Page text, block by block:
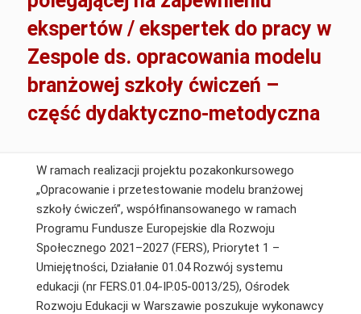
ekspertów / ekspertek do pracy w
Zespole ds. opracowania modelu
branżowej szkoły ćwiczeń –
część dydaktyczno-metodyczna
W ramach realizacji projektu pozakonkursowego
„Opracowanie i przetestowanie modelu branżowej
szkoły ćwiczeń”, współfinansowanego w ramach
Programu Fundusze Europejskie dla Rozwoju
Społecznego 2021–2027 (FERS), Priorytet 1 –
Umiejętności, Działanie 01.04 Rozwój systemu
edukacji (nr FERS.01.04-IP.05-0013/25), Ośrodek
Rozwoju Edukacji w Warszawie poszukuje wykonawcy